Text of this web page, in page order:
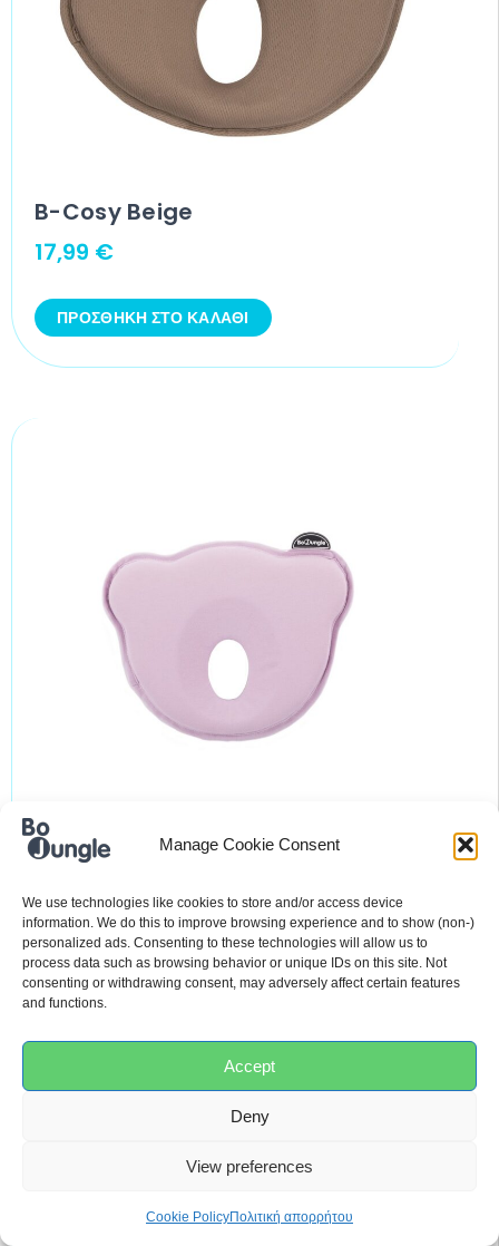
Manage Cookie Consent
We use technologies like cookies to store and/or access device
information. We do this to improve browsing experience and to show (non-)
personalized ads. Consenting to these technologies will allow us to
process data such as browsing behavior or unique IDs on this site. Not
consenting or withdrawing consent, may adversely affect certain features
and functions.
Accept
Deny
View preferences
Cookie PolicyΠολιτική απορρήτου
B-Cosy Beige
17,99 €
ΠΡΟΣΘΉΚΗ ΣΤΟ ΚΑΛΆΘΙ
B-Cosy Jersey Pink
17,99€
ΠΡΟΣΘΉΚΗ ΣΤΟ ΚΑΛΆΘΙ